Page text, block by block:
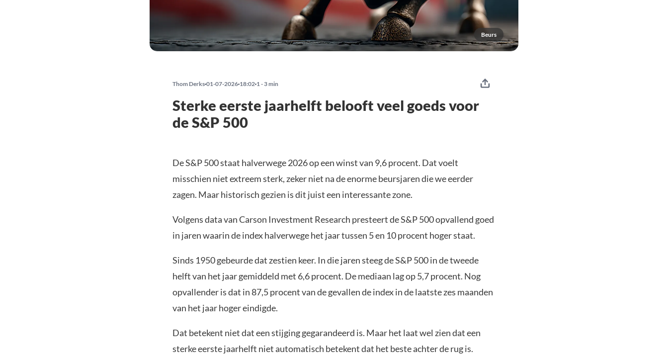
Beurs
Thom Derks 01-07-2026 18:02 1 - 3 min
Sterke eerste jaarhelft belooft veel goeds voor
de S&P 500
De S&P 500 staat halverwege 2026 op een winst van 9,6 procent. Dat voelt
misschien niet extreem sterk, zeker niet na de enorme beursjaren die we eerder
zagen. Maar historisch gezien is dit juist een interessante zone.
Volgens data van Carson Investment Research presteert de S&P 500 opvallend goed
in jaren waarin de index halverwege het jaar tussen 5 en 10 procent hoger staat.
Sinds 1950 gebeurde dat zestien keer. In die jaren steeg de S&P 500 in de tweede
helft van het jaar gemiddeld met 6,6 procent. De mediaan lag op 5,7 procent. Nog
opvallender is dat in 87,5 procent van de gevallen de index in de laatste zes maanden
van het jaar hoger eindigde.
Dat betekent niet dat een stijging gegarandeerd is. Maar het laat wel zien dat een
sterke eerste jaarhelft niet automatisch betekent dat het beste achter de rug is.